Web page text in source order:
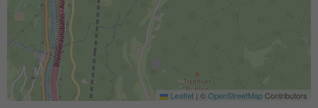
Leaflet | ©OpenStreetMapContributors